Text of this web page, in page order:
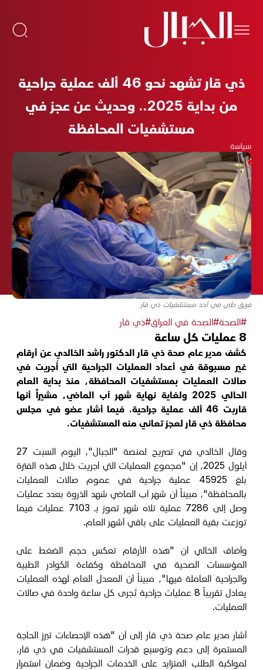
ذي قار تشهد نحو 46 ألف عملية جراحية
من بداية 2025.. وحديث عن عجز في
مستشفيات المحافظة
سياسة
فريق طبي في أحد مستشفيات ذي قار
#الصحة#الصحة في العراق#ذي قار
8 عمليات كل ساعة
كشف مدير عام صحة ذي قار الدكتور راشد الخالدي عن أرقام
غير مسبوقة في أعداد العمليات الجراحية التي أُجريت في
صالات العمليات بمستشفيات المحافظة، منذ بداية العام
الحالي 2025 ولغاية نهاية شهر آب الماضي، مشيراً أنها
قاربت 46 ألف عملية جراحية. فيما أشار عضو في مجلس
محافظة ذي قار لعجز تعاني منه المستشفيات.
وقال الخالدي في تصريح لمنصة "الجبال"، اليوم السبت 27
أيلول 2025، إن "مجموع العمليات التي أجريت خلال هذه الفترة
بلغ 45925 عملية جراحية في عموم صالات العمليات
بالمحافظة"، مبيناً أن شهر آب الماضي شهد الذروة بعدد عمليات
وصل إلى 7286 عملية تلاه شهر تموز بـ 7103 عمليات فيما
توزعت بقية العمليات على باقي أشهر العام.
وأضاف الخالي أن "هذه الأرقام تعكس حجم الضغط على
المؤسسات الصحية في المحافظة وكفاءة الكوادر الطبية
والجراحية العاملة فيها"، مبيناً أن المعدل العام لهذه العمليات
يعادل تقريباً 8 عمليات جراحية تُجرى كل ساعة واحدة في صالات
العمليات.
أشار مدير عام صحة ذي قار إلى أن "هذه الإحصاءات تبرز الحاجة
المستمرة إلى دعم وتوسيع قدرات المستشفيات في ذي قار،
لمواكبة الطلب المتزايد على الخدمات الجراحية وضمان استمرار